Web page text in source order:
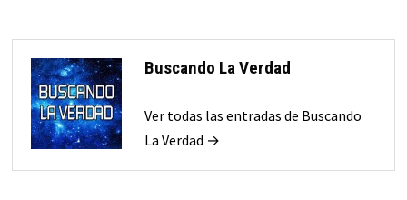
Buscando La Verdad
Ver todas las entradas de Buscando
La Verdad →